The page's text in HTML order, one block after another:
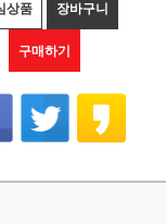
상품 장바구니
구매하기